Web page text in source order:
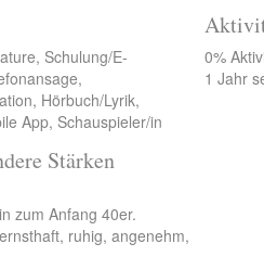
Schulung/E-
Hörbuch/Lyrik,
App, Schauspieler/in
Stärken
zum Anfang 40er.
ruhig, angenehm,
0%
1 Jahr